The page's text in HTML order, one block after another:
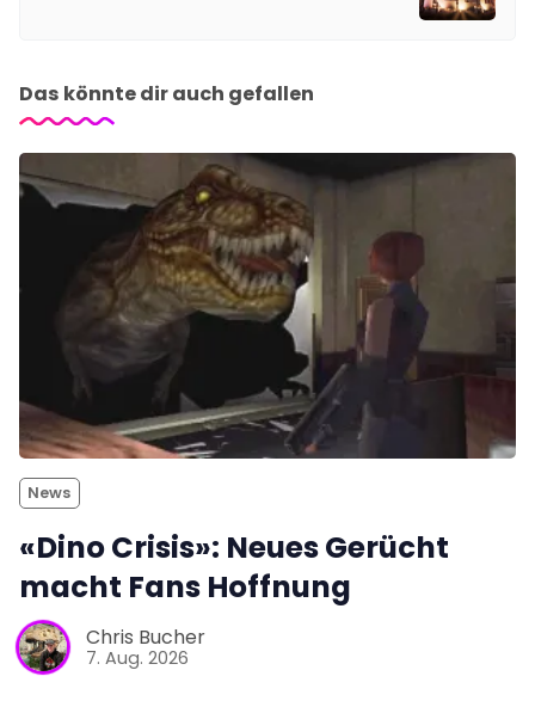
Das könnte dir auch gefallen
News
«Dino Crisis»: Neues Gerücht
macht Fans Hoffnung
Chris Bucher
7. Aug. 2026